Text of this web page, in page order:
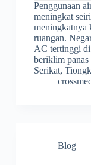
Penggunaan
meningkat
meningkatnya
ruangan.
AC tertinggi di
beriklim panas
Serikat,
Blog